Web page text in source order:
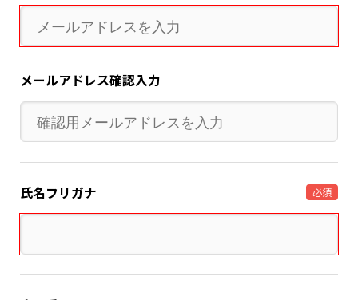
メールアドレス確認入力
氏名フリガナ 必須